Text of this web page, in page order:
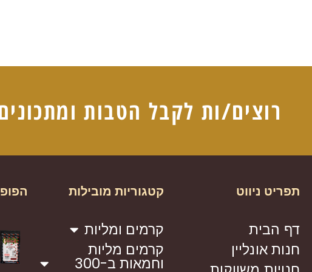
רוצים/ות לקבל הטבות
תפריט ניווט
דף הבית
חנות אונליין
קטגוריות מובילות
קרמים ומליות
קרמים מליות
וחמאות ב-300